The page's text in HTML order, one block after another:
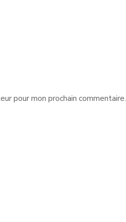
pour mon prochain commentaire.